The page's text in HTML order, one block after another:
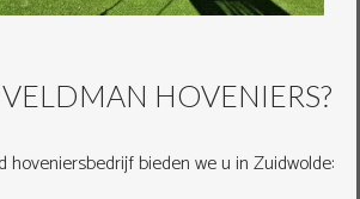
HOVENIERS?
hoveniersbedrijf bieden we u in Zuidwolde: